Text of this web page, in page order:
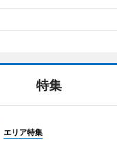
特集
エリア特集